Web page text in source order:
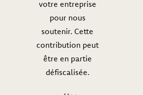
votre entreprise
pour nous
soutenir. Cette
contribution peut
être en partie
défiscalisée.